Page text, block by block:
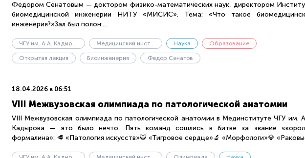
Федором Сенатовым — доктором физико-математических наук, директором
биомедицинской инженерии НИТУ «МИСИС». Тема: «Что такое
инженерия?»Зал был полон:...
ЧГУ им. А.А. Кадырова Медицинский институт Наука Образование
Открытая лекция Биоинженерия Федор Сенатов
18.04.2026 в 06:51
VIII Межвузовская олимпиада по патологической анатомии
VIII Межвузовская олимпиада по патологической анатомии в Мединституте ЧГУ им.
Кадырова — это было нечто. Пять команд сошлись в битве за звание
формалина»: 🥩 «Патология искусств»🐯 «Тигровое сердце»🔬 «Морфологи»💎